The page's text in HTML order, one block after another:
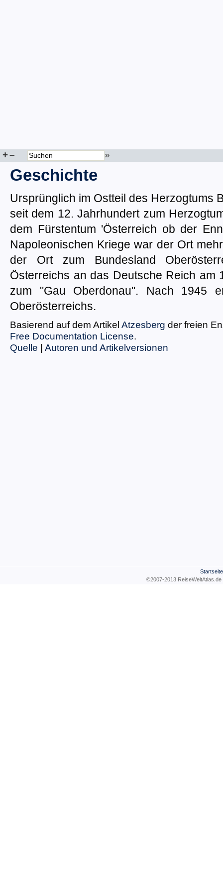
+– »
Geschichte
Ursprünglich im Ostteil des Herzogtums
seit dem 12. Jahrhundert zum
dem Fürstentum 'Österreich ob der
Napoleonischen Kriege war der Ort
der Ort zum Bundesland
Österreichs an das Deutsche Reich am
zum "Gau Oberdonau". Nach 1945
Oberösterreichs.
Basierend auf dem Artikel Atzesberg der freien
Free Documentation License.
Quelle | Autoren und Artikelversionen
Startseite
©2007-2013